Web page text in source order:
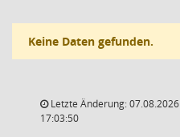
Keine Daten gefunden.
Letzte Änderung: 07.08.2026
17:03:50